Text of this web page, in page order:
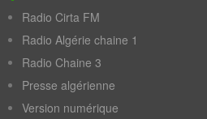
Radio Cirta FM
Radio Algérie chaine 1
Radio Chaine 3
Presse algérienne
Version numérique